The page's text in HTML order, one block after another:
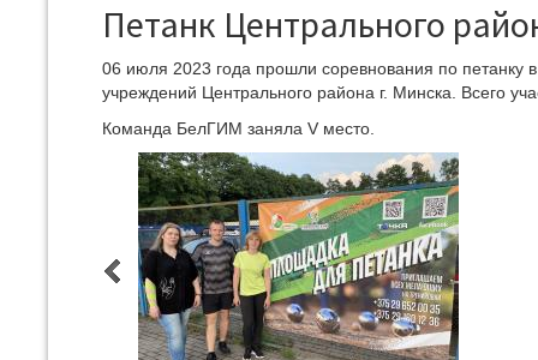
Петанк Центрального
06 июля 2023 года прошли соревнования по петанку
учреждений Центрального района г. Минска. Всего
Команда БелГИМ заняла V место.